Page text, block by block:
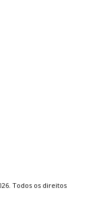
Todos os direitos